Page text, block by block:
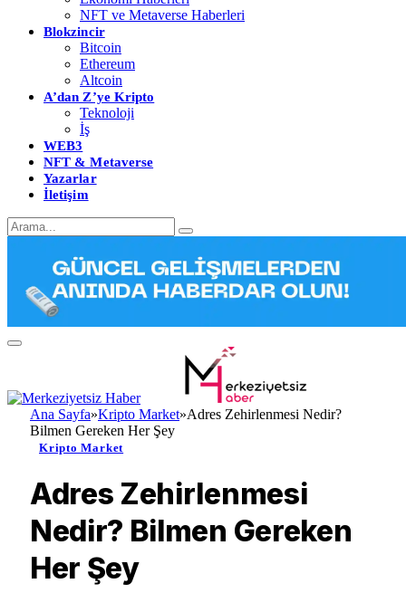
NFT ve Metaverse Haberleri
Blokzincir
Bitcoin
Ethereum
Altcoin
A’dan Z’ye Kripto
Teknoloji
İş
WEB3
NFT & Metaverse
Yazarlar
İletişim
Ana Sayfa»Kripto Market»Adres Zehirlenmesi Nedir?
Bilmen Gereken Her Şey
Kripto Market
Adres Zehirlenmesi
Nedir? Bilmen Gereken
Her Şey